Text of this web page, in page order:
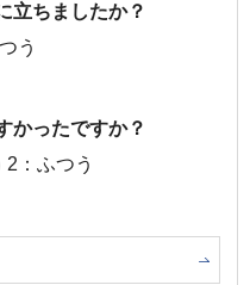
立ちましたか？
う
かったですか？
2：ふつう